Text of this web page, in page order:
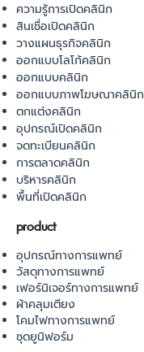
ความรู้การเปิดคลินิก
สินเชื่อเปิดคลินิก
วางแผนธุรกิจคลินิก
ออกแบบโลโก้คลินิก
ออกแบบคลินิก
ออกแบบภาพโฆษณาคลินิก
ตกแต่งคลินิก
อุปกรณ์เปิดคลินิก
จดทะเบียนคลินิก
การตลาดคลินิก
บริหารคลินิก
พื้นที่เปิดคลินิก
product
อุปกรณ์ทางการแพทย์
วัสดุทางการแพทย์
เฟอร์นิเจอร์ทางการแพทย์
ผ้าคลุมเตียง
โคมไฟทางการแพทย์
ชุดยูนิฟอร์ม